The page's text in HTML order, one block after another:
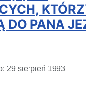
DO PANA
29 sierpień 1993